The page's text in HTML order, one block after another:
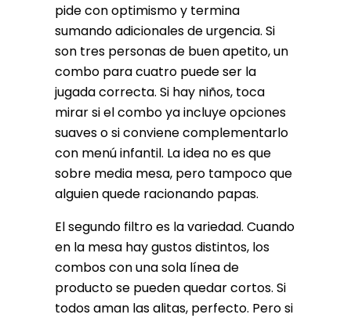
pide con optimismo y termina
sumando adicionales de urgencia. Si
son tres personas de buen apetito, un
combo para cuatro puede ser la
jugada correcta. Si hay niños, toca
mirar si el combo ya incluye opciones
suaves o si conviene complementarlo
con menú infantil. La idea no es que
sobre media mesa, pero tampoco que
alguien quede racionando papas.
El segundo filtro es la variedad. Cuando
en la mesa hay gustos distintos, los
combos con una sola línea de
producto se pueden quedar cortos. Si
todos aman las alitas, perfecto. Pero si